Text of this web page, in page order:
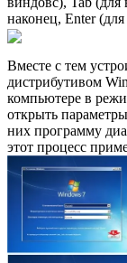
наконец, Enter
Вместе с тем
дистрибутивом
компьютере в
открыть
них программу
этот процесс